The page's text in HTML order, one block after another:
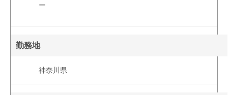
ー
勤務地
神奈川県